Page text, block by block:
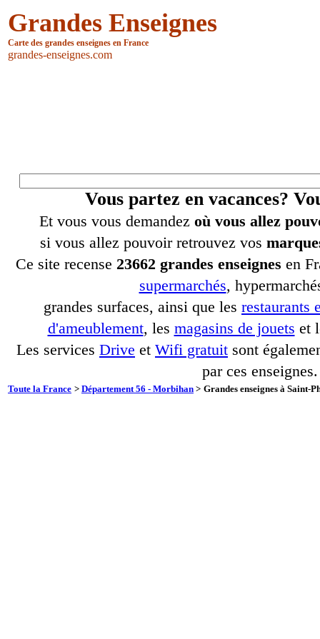
Grandes Enseignes
Carte des grandes enseignes en France
grandes-enseignes.com
Vous partez en vacances?
Et vous vous demandez où vous allez
si vous allez pouvoir retrouvez vos
Ce site recense 23662 grandes enseignes en
supermarchés,
grandes surfaces, ainsi que les restaurants
d'ameublement, les magasins de jouets et
Les services Drive et Wifi gratuit sont
par ces enseignes.
Toute la France > Département 56 - Morbihan > Grandes enseignes à Saint-